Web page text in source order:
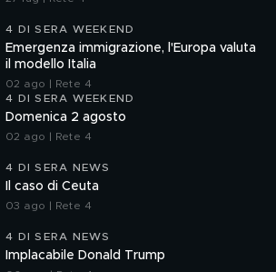
4 DI SERA WEEKEND
Emergenza immigrazione, l'Europa valuta
il modello Italia
02 ago | Rete 4
4 DI SERA WEEKEND
Domenica 2 agosto
02 ago | Rete 4
4 DI SERA NEWS
Il caso di Ceuta
03 ago | Rete 4
4 DI SERA NEWS
Implacabile Donald Trump